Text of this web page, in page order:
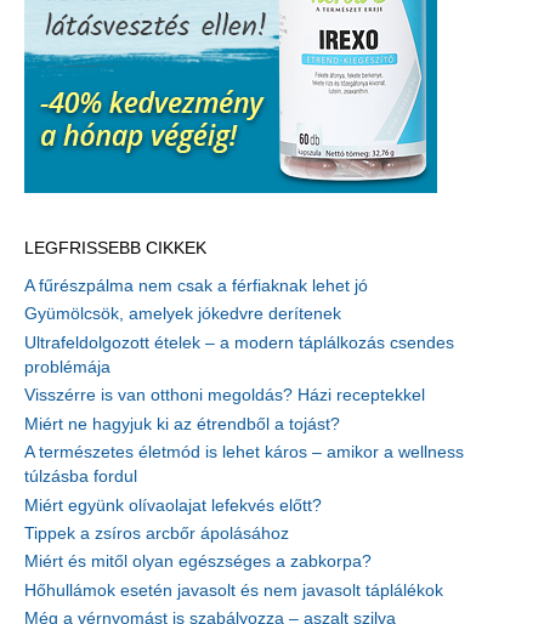
LEGFRISSEBB CIKKEK
A fűrészpálma nem csak a férfiaknak lehet jó
Gyümölcsök, amelyek jókedvre derítenek
Ultrafeldolgozott ételek – a modern táplálkozás csendes
problémája
Visszérre is van otthoni megoldás? Házi receptekkel
Miért ne hagyjuk ki az étrendből a tojást?
A természetes életmód is lehet káros – amikor a wellness
túlzásba fordul
Miért együnk olívaolajat lefekvés előtt?
Tippek a zsíros arcbőr ápolásához
Miért és mitől olyan egészséges a zabkorpa?
Hőhullámok esetén javasolt és nem javasolt táplálékok
Még a vérnyomást is szabályozza – aszalt szilva